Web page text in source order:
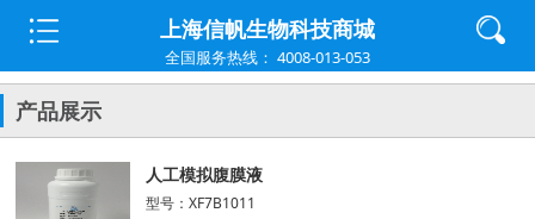
上海信帆生物科技商城
全国服务热线： 4008-013-053
产品展示
人工模拟腹膜液
型号：XF7B1011